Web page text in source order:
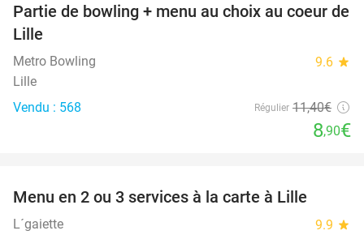
22%
Partie de bowling + menu au choix au coeur de
Lille
Metro Bowling 9.6 star
Lille
Vendu : 568
Régulier 11,40€
8,90€
Menu en 2 ou 3 services à la carte à Lille
L´gaiette 9.9 star